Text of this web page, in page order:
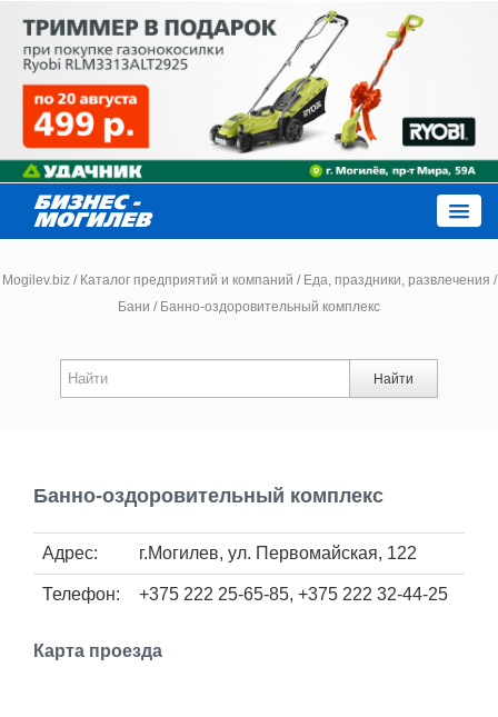
Новости
Афиша
Mogilev.biz / Каталог предприятий и компаний / Еда, праздники, развлечения /
Бани /Банно-оздоровительный комплекс
Найти
Банно-оздоровительный комплекс
Адрес: г.Могилев, ул. Первомайская, 122
Телефон: +375 222 25-65-85, +375 222 32-44-25
Карта проезда